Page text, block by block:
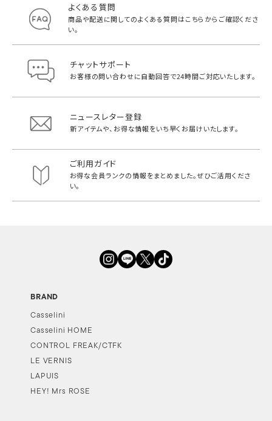
よくある質問
商品や配送に関してのよくある質問はこちらからご確認くださ
い。
チャットサポート
お客様の問い合わせに自動回答で24時間ご対応いたします。
ニュースレター登録
新アイテムや、お得な情報をいち早く お届けいたします。
ご利用ガイド
お得な会員ランクの情報をまとめました。ぜひご活用くださ
い。
BRAND
Casselini
Casselini HOME
CONTROL FREAK/CTFK
LE VERNIS
LAPUIS
HEY! Mrs ROSE